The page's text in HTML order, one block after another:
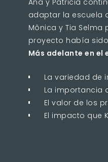
Ana y Patricia
adaptar la escuela
Mônica y Tia
proyecto había
Más adelante en el
La variedad de
La importancia
El valor de los
El impacto que